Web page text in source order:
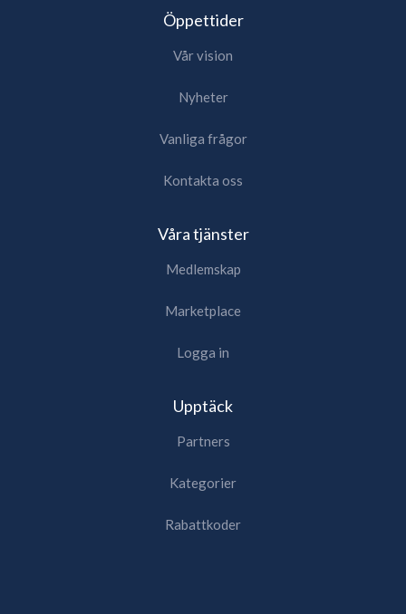
Öppettider
Vår vision
Nyheter
Vanliga frågor
Kontakta oss
Våra tjänster
Medlemskap
Marketplace
Logga in
Upptäck
Partners
Kategorier
Rabattkoder